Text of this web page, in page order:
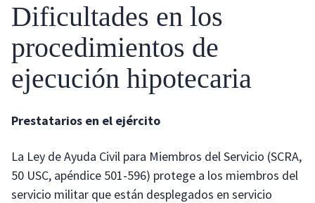
Dificultades en los
procedimientos de
ejecución hipotecaria
Prestatarios en el ejército
La Ley de Ayuda Civil para Miembros del Servicio (SCRA,
50 USC, apéndice 501-596) protege a los miembros del
servicio militar que están desplegados en servicio